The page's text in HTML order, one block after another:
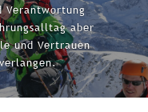
Verantwortung
aber
und Vertrauen